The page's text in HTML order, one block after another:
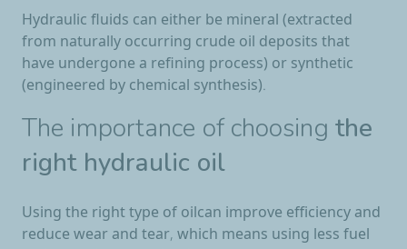
Hydraulic fluids can either be mineral (extracted
from naturally occurring crude oil deposits that
have undergone a refining process) or synthetic
(engineered by chemical synthesis).
The importance of choosing the
right hydraulic oil
Using the right type of oilcan improve efficiency and
reduce wear and tear, which means using less fuel